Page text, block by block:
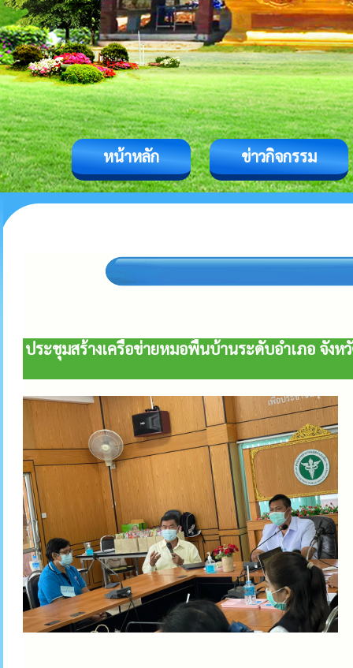
หน้าหลัก ข่าวกิจกรรม
ประชุมสร้างเครือข่ายหมอพื้นบ้านระดับอำเภอ จัง